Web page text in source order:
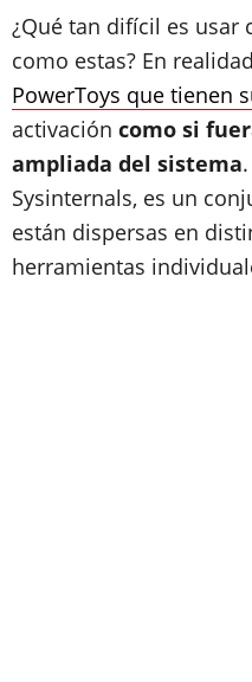
¿Qué tan difícil es usar
como estas? En
PowerToys que tienen
activación como si
ampliada del sistema
Sysinternals, es un
están dispersas en
herramientas